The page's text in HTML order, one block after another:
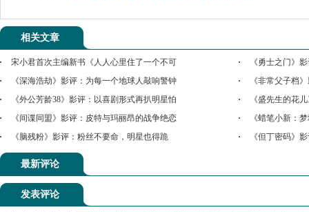
相关文章
宋小君首次主编新书《人人心里住了一个不可
《勇士之门》
《深海浩劫》影评：为每一个地球人敲响警钟
《非常父子档
《外公芳龄38》影评：以喜剧形式再扒明星怕
《盛先生的花
《间谍同盟》影评：皮特与玛丽昂的战争绝恋
《蜡笔小新：
《脑残粉》影评：粉丝不要命，明星也得跪
《但丁密码》
最新评论
发表评论